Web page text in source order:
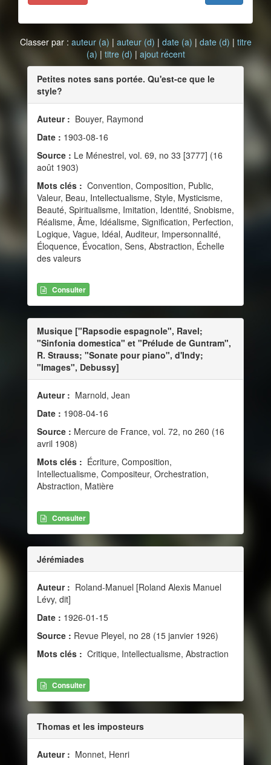
Classer par : auteur (a) | auteur (d) | date (a) | date (d) | titre
(a) | titre (d) | ajout récent
Petites notes sans portée. Qu'est-ce que le
style?
Auteur : Bouyer, Raymond
Date : 1903-08-16
Source : Le Ménestrel, vol. 69, no 33 [3777] (16
août 1903)
Mots clés : Convention, Composition, Public,
Valeur, Beau, Intellectualisme, Style, Mysticisme,
Beauté, Spiritualisme, Imitation, Identité, Snobisme,
Réalisme, Âme, Idéalisme, Signification, Perfection,
Logique, Vague, Idéal, Auditeur, Impersonnalité,
Éloquence, Évocation, Sens, Abstraction, Échelle
des valeurs
Consulter
Musique ["Rapsodie espagnole", Ravel;
"Sinfonia domestica" et "Prélude de Guntram",
R. Strauss; "Sonate pour piano", d'Indy;
"Images", Debussy]
Auteur : Marnold, Jean
Date : 1908-04-16
Source : Mercure de France, vol. 72, no 260 (16
avril 1908)
Mots clés : Écriture, Composition,
Intellectualisme, Compositeur, Orchestration,
Abstraction, Matière
Consulter
Jérémiades
Auteur : Roland-Manuel [Roland Alexis Manuel
Lévy, dit]
Date : 1926-01-15
Source : Revue Pleyel, no 28 (15 janvier 1926)
Mots clés : Critique, Intellectualisme, Abstraction
Consulter
Thomas et les imposteurs
Auteur : Monnet, Henri